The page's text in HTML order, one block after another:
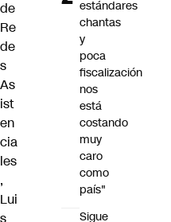
de
Re
de
s
As
ist
en
cia
les
,
Lui
s
estándares
chantas
y
poca
fiscalización
nos
está
costando
muy
caro
como
país"
Sigue